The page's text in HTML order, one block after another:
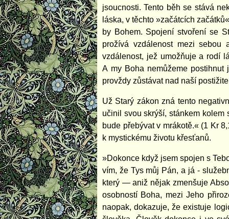
jsoucnosti. Tento běh se stává
láska, v těchto »začátcích
by Bohem. Spojení stvoření se
prožívá vzdálenost mezi
vzdálenost, jež umožňuje a rodí
A my Boha nemůžeme
provždy zůstávat nad naší
Už Starý zákon zná tento
učinil svou skrýší, stánkem kolem
bude přebývat v mrákotě.« (1 Kr
k mystickému životu křesťanů.
»Dokonce když jsem spojen s
vím, že Tys můj Pán, a já -
který — aniž nějak zmenšuje
osobností Boha, mezi Jeho
naopak, dokazuje, že existuje